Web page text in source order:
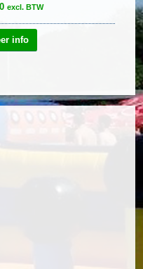
excl. BTW
info